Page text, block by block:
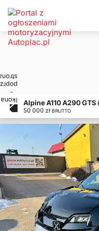
50 000 zł BRUTTO